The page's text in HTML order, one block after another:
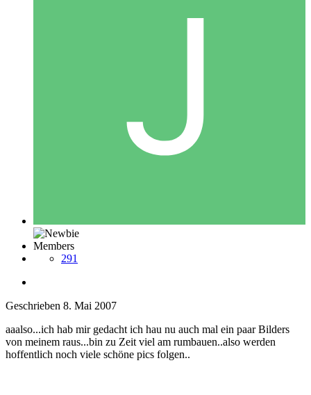
Members
291
Geschrieben 8. Mai 2007
aaalso...ich hab mir gedacht ich hau nu auch mal ein paar Bilders
von meinem raus...bin zu Zeit viel am rumbauen..also werden
hoffentlich noch viele schöne pics folgen..